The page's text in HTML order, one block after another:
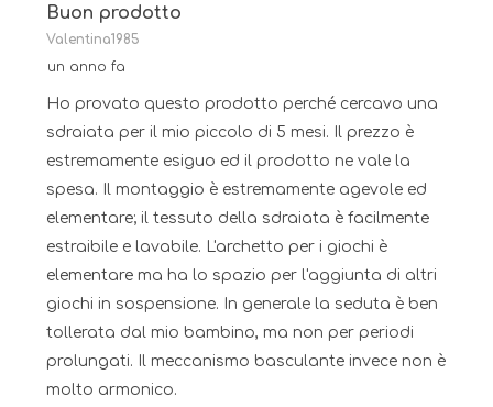
Buon prodotto
Valentina1985
un anno fa
Ho provato questo prodotto perché cercavo una
sdraiata per il mio piccolo di 5 mesi. Il prezzo è
estremamente esiguo ed il prodotto ne vale la
spesa. Il montaggio è estremamente agevole ed
elementare; il tessuto della sdraiata è facilmente
estraibile e lavabile. L'archetto per i giochi è
elementare ma ha lo spazio per l'aggiunta di altri
giochi in sospensione. In generale la seduta è ben
tollerata dal mio bambino, ma non per periodi
prolungati. Il meccanismo basculante invece non è
molto armonico.